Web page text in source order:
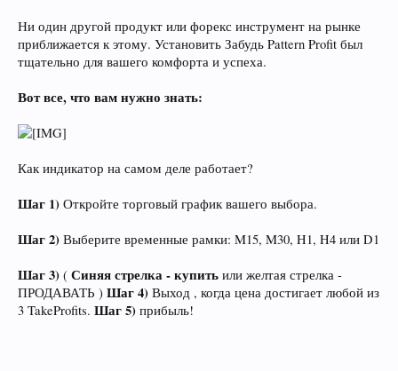
Ни один другой продукт или форекс инструмент на рынке
приближается к этому. Установить Забудь Pattern Profit был
тщательно для вашего комфорта и успеха.
Вот все, что вам нужно знать:
Как индикатор на самом деле работает?
Шаг 1) Откройте торговый график вашего выбора.
Шаг 2) Выберите временные рамки: M15, M30, H1, H4 или D1
Шаг 3) ( Синяя стрелка - купить или желтая стрелка -
ПРОДАВАТЬ ) Шаг 4) Выход , когда цена достигает любой из
3 TakeProfits. Шаг 5) прибыль!